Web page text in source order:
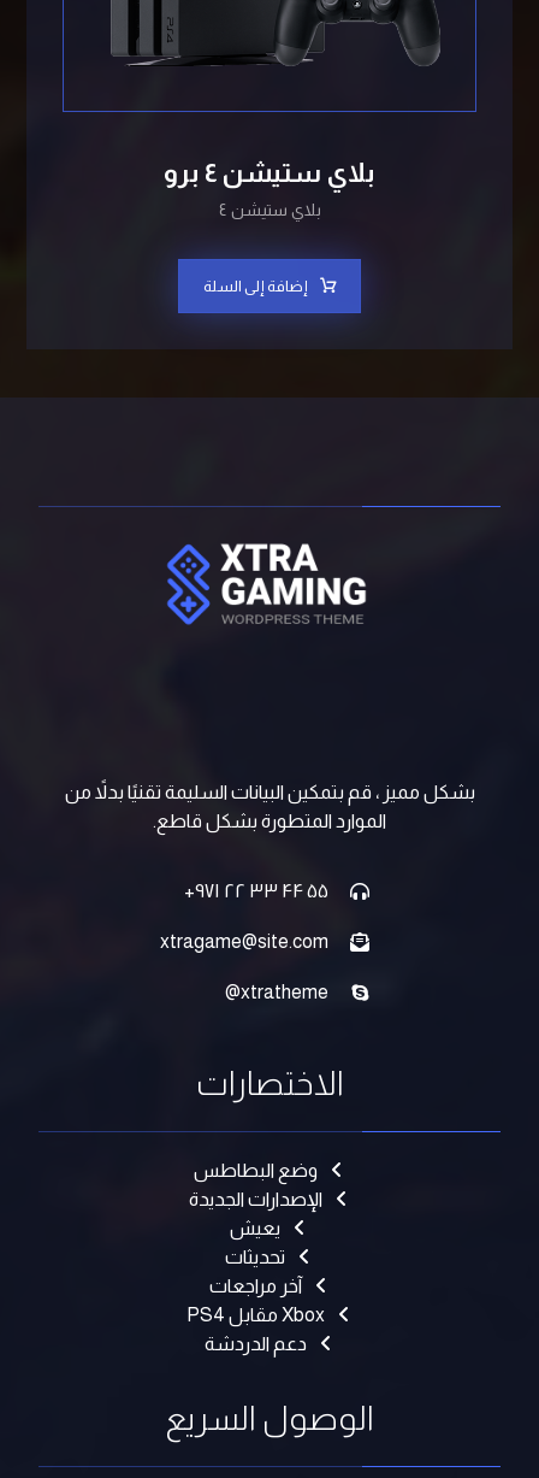
بلاي ستيشن ٤ برو
بلاي ستيشن ٤
إضافة إلى السلة
بشكل مميز ، قم بتمكين البيانات السليمة تقنيًا بدلاً من
الموارد المتطورة بشكل قاطع.
۵۵ ۴۴ ۳۳ ۲۲ ۹۷۱+
xtragame@site.com
xtratheme@
الاختصارات
وضع البطاطس
الإصدارات الجديدة
يعيش
تحديثات
آخر مراجعات
Xbox مقابل PS4
دعم الدردشة
الوصول السريع